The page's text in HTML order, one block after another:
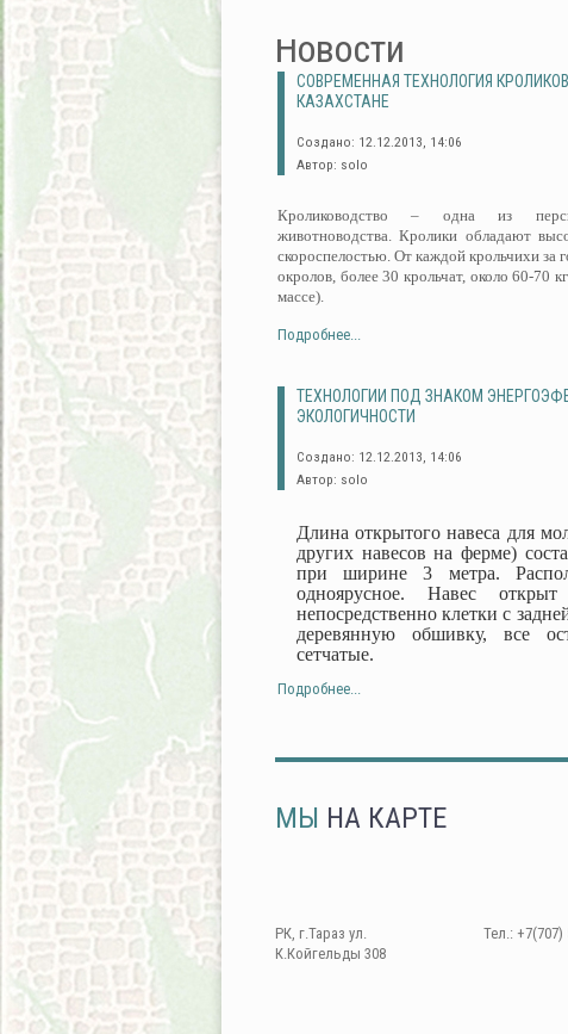
Новости
СОВРЕМЕННАЯ ТЕХНОЛОГИЯ
КАЗАХСТАНЕ
Создано: 12.12.2013, 14:06
Автор: solo
Кролиководство – одна из
животноводства. Кролики обладают
скороспелостью. От каждой крольчихи за
окролов, более 30 крольчат, около 60-70
массе).
Подробнее...
ТЕХНОЛОГИИ ПОД ЗНАКОМ
ЭКОЛОГИЧНОСТИ
Создано: 12.12.2013, 14:06
Автор: solo
Длина открытого навеса для
других навесов на ферме)
при ширине 3 метра.
одноярусное. Навес
непосредственно клетки с
деревянную обшивку, все
сетчатые.
Подробнее...
МЫ НА КАРТЕ
РК, г.Тараз ул.
К.Койгельды 308
Тел.: +7(707)